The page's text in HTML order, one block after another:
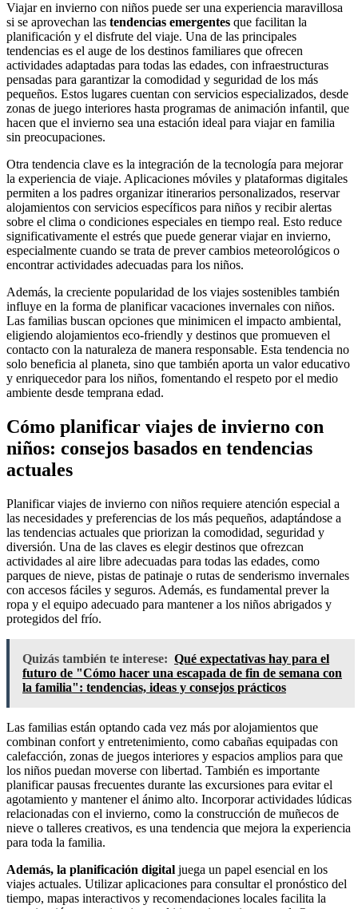
Viajar en invierno con niños puede ser una experiencia maravillosa
si se aprovechan las tendencias emergentes que facilitan la
planificación y el disfrute del viaje. Una de las principales
tendencias es el auge de los destinos familiares que ofrecen
actividades adaptadas para todas las edades, con infraestructuras
pensadas para garantizar la comodidad y seguridad de los más
pequeños. Estos lugares cuentan con servicios especializados, desde
zonas de juego interiores hasta programas de animación infantil, que
hacen que el invierno sea una estación ideal para viajar en familia
sin preocupaciones.
Otra tendencia clave es la integración de la tecnología para mejorar
la experiencia de viaje. Aplicaciones móviles y plataformas digitales
permiten a los padres organizar itinerarios personalizados, reservar
alojamientos con servicios específicos para niños y recibir alertas
sobre el clima o condiciones especiales en tiempo real. Esto reduce
significativamente el estrés que puede generar viajar en invierno,
especialmente cuando se trata de prever cambios meteorológicos o
encontrar actividades adecuadas para los niños.
Además, la creciente popularidad de los viajes sostenibles también
influye en la forma de planificar vacaciones invernales con niños.
Las familias buscan opciones que minimicen el impacto ambiental,
eligiendo alojamientos eco-friendly y destinos que promueven el
contacto con la naturaleza de manera responsable. Esta tendencia no
solo beneficia al planeta, sino que también aporta un valor educativo
y enriquecedor para los niños, fomentando el respeto por el medio
ambiente desde temprana edad.
Cómo planificar viajes de invierno con
niños: consejos basados en tendencias
actuales
Planificar viajes de invierno con niños requiere atención especial a
las necesidades y preferencias de los más pequeños, adaptándose a
las tendencias actuales que priorizan la comodidad, seguridad y
diversión. Una de las claves es elegir destinos que ofrezcan
actividades al aire libre adecuadas para todas las edades, como
parques de nieve, pistas de patinaje o rutas de senderismo invernales
con accesos fáciles y seguros. Además, es fundamental prever la
ropa y el equipo adecuado para mantener a los niños abrigados y
protegidos del frío.
Quizás también te interese: Qué expectativas hay para el
futuro de "Cómo hacer una escapada de fin de semana con
la familia": tendencias, ideas y consejos prácticos
Las familias están optando cada vez más por alojamientos que
combinan confort y entretenimiento, como cabañas equipadas con
calefacción, zonas de juegos interiores y espacios amplios para que
los niños puedan moverse con libertad. También es importante
planificar pausas frecuentes durante las excursiones para evitar el
agotamiento y mantener el ánimo alto. Incorporar actividades lúdicas
relacionadas con el invierno, como la construcción de muñecos de
nieve o talleres creativos, es una tendencia que mejora la experiencia
para toda la familia.
Además, la planificación digital juega un papel esencial en los
viajes actuales. Utilizar aplicaciones para consultar el pronóstico del
tiempo, mapas interactivos y recomendaciones locales facilita la